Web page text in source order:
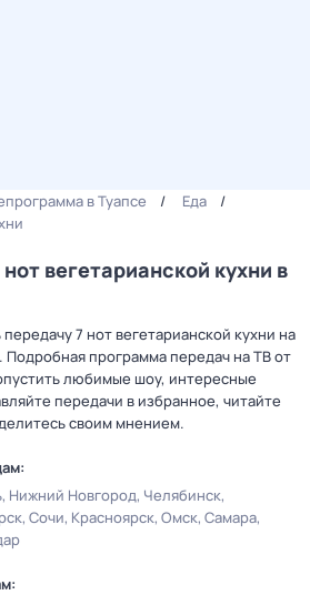
в Туапсе
Еда
вегетарианской кухни в
7 нот вегетарианской кухни на
Подробная программа передач на ТВ от
любимые шоу, интересные
передачи в избранное, читайте
своим мнением.
Нижний Новгород Челябинск
Сочи Красноярск Омск Самара